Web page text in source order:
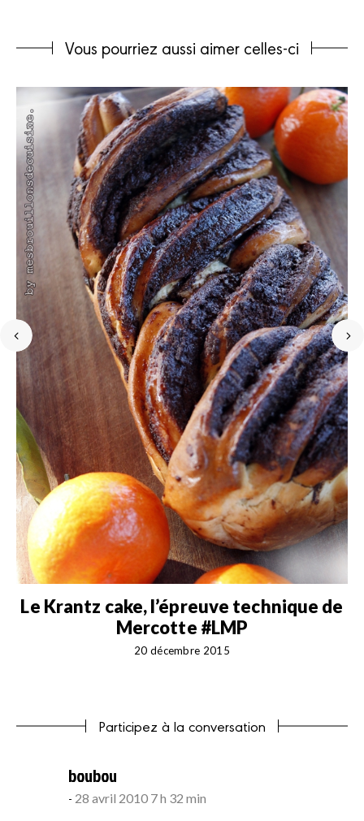
Vous pourriez aussi aimer celles-ci
Le Krantz cake, l’épreuve technique de
Mercotte #LMP
20 décembre 2015
Participez à la conversation
boubou
28 avril 2010 7 h 32 min